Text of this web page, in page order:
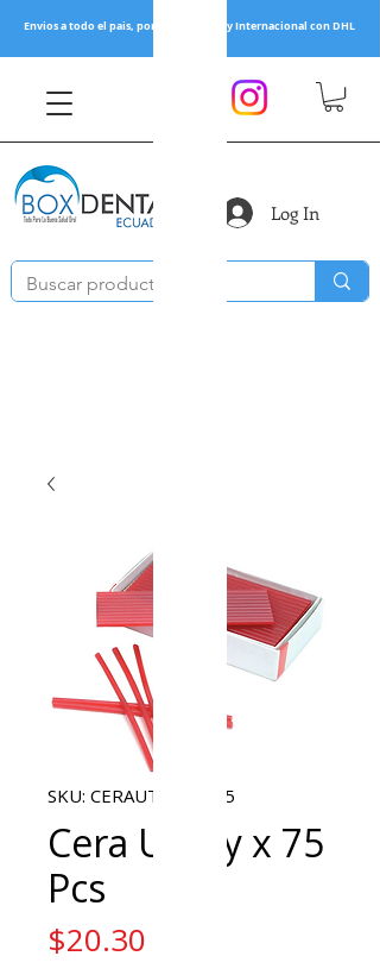
Envios a todo el pais, por Servientrega y Internacional con DHL
Log In
SKU: CERAUTILITYX75
Cera Utility x 75
Pcs
$20.30